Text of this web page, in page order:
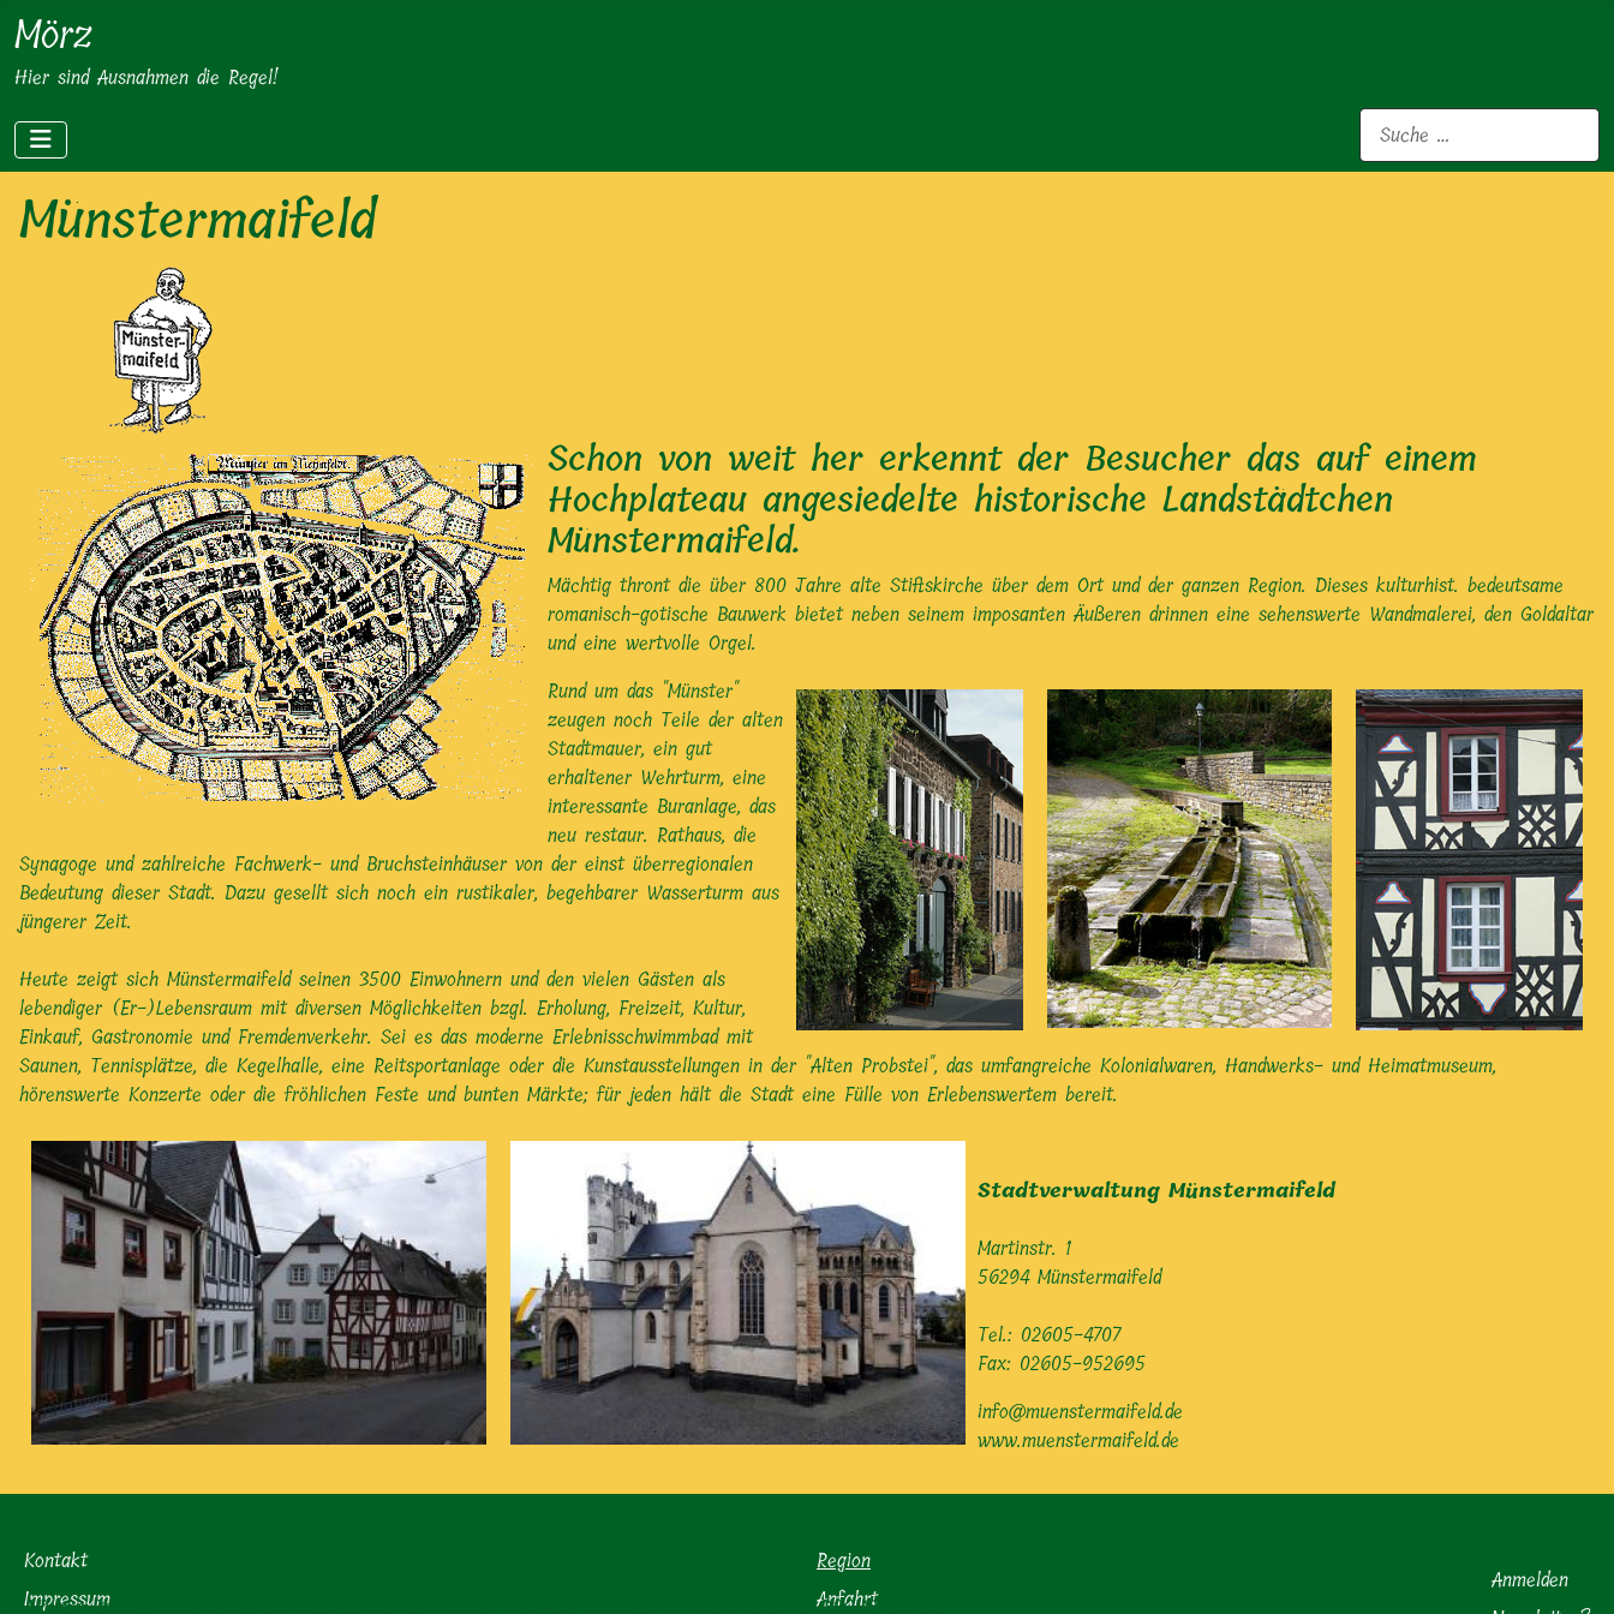
Mörz
Hier sind Ausnahmen die Regel!
Suchen
Münstermaifeld
Schon von weit her erkennt der Besucher das auf einem
Hochplateau angesiedelte historische Landstädtchen
Münstermaifeld.
Mächtig thront die über 800 Jahre alte Stiftskirche über dem Ort und der ganzen Region. Dieses kulturhist. bedeutsame
romanisch-gotische Bauwerk bietet neben seinem imposanten Äußeren drinnen eine sehenswerte Wandmalerei, den Goldaltar
und eine wertvolle Orgel.
Rund um das "Münster"
zeugen noch Teile der alten
Stadtmauer, ein gut
erhaltener Wehrturm, eine
interessante Buranlage, das
neu restaur. Rathaus, die
Synagoge und zahlreiche Fachwerk- und Bruchsteinhäuser von der einst überregionalen
Bedeutung dieser Stadt. Dazu gesellt sich noch ein rustikaler, begehbarer Wasserturm aus
jüngerer Zeit.
Heute zeigt sich Münstermaifeld seinen 3500 Einwohnern und den vielen Gästen als
lebendiger (Er-)Lebensraum mit diversen Möglichkeiten bzgl. Erholung, Freizeit, Kultur,
Einkauf, Gastronomie und Fremdenverkehr. Sei es das moderne Erlebnisschwimmbad mit
Saunen, Tennisplätze, die Kegelhalle, eine Reitsportanlage oder die Kunstausstellungen in der "Alten Probstei", das umfangreiche Kolonialwaren, Handwerks- und Heimatmuseum,
hörenswerte Konzerte oder die fröhlichen Feste und bunten Märkte; für jeden hält die Stadt eine Fülle von Erlebenswertem bereit.
Stadtverwaltung Münstermaifeld
Martinstr. 1
56294 Münstermaifeld
Tel.: 02605-4707
Fax: 02605-952695
info@muenstermaifeld.de
www.muenstermaifeld.de
Kontakt
Impressum
Region
Anfahrt
Anmelden
Im Mörzer Backes gibts Kekse und Kuchen, auf der Mörzer Webseite Cookies. Ihr wisst schon ... DSGVO und so!